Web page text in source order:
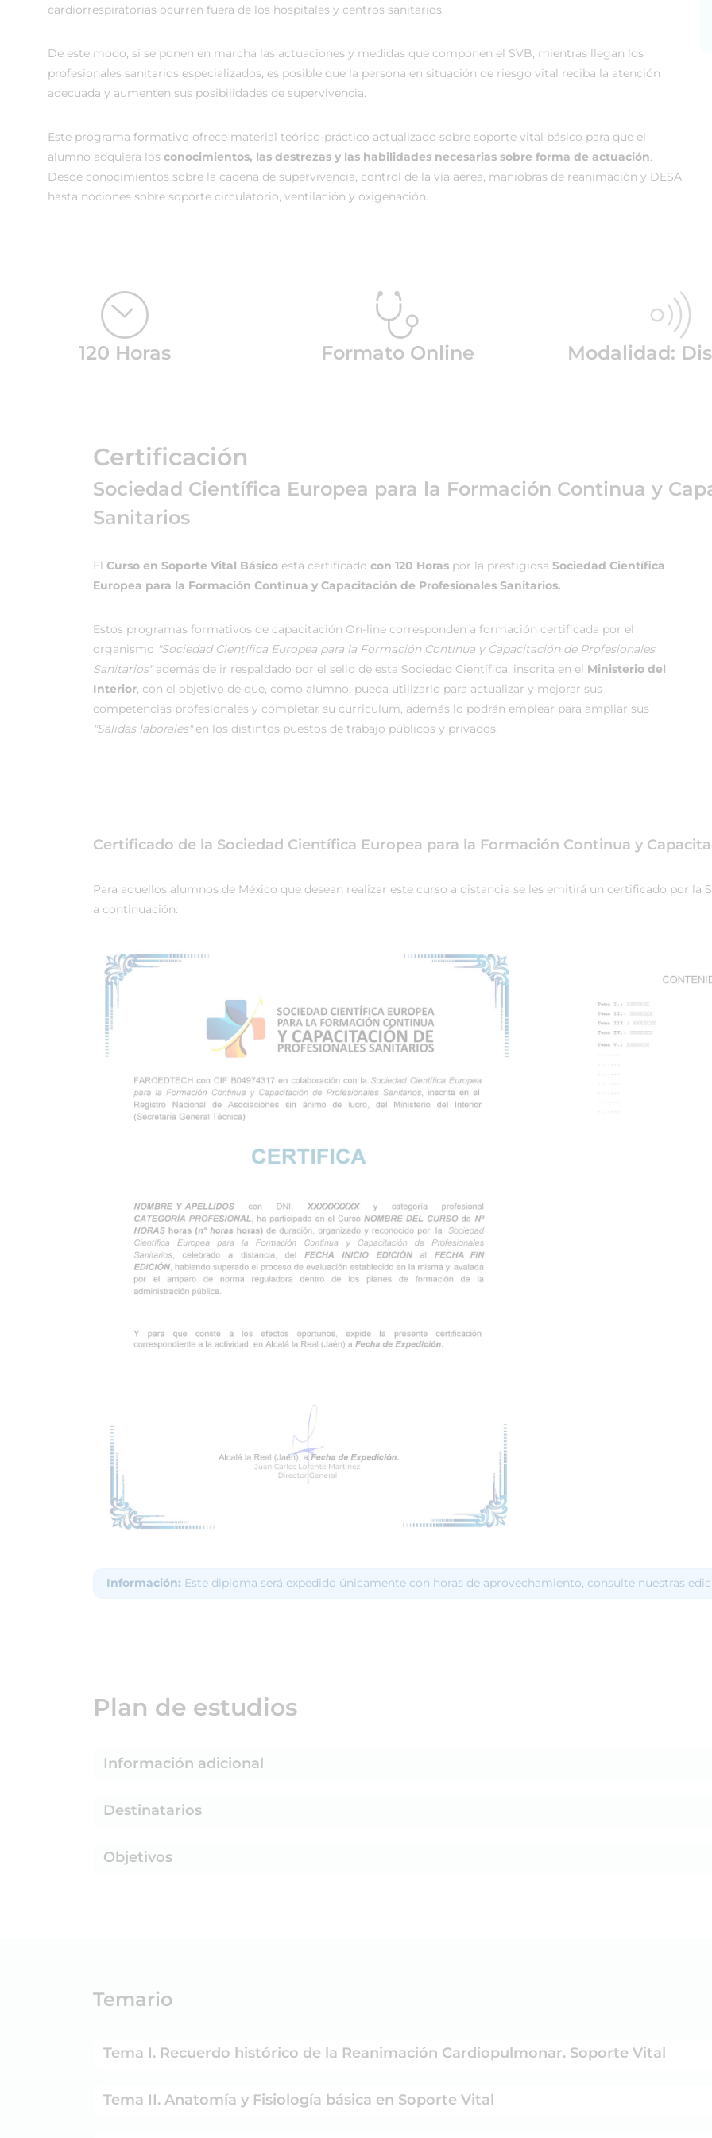
cardiorrespiratorias ocurren fuera de los hospitales y centros sanitarios.
De este modo, si se ponen en marcha las actuaciones y medidas que componen el SVB, mientras llegan los
profesionales sanitarios especializados, es posible que la persona en situación de riesgo vital reciba la atención
adecuada y aumenten sus posibilidades de supervivencia.
Este programa formativo ofrece material teórico-práctico actualizado sobre soporte vital básico para que el
alumno adquiera los conocimientos, las destrezas y las habilidades necesarias sobre forma de actuación.
Desde conocimientos sobre la cadena de supervivencia, control de la vía aérea, maniobras de reanimación y DESA
hasta nociones sobre soporte circulatorio, ventilación y oxigenación.
120 Horas Formato Online Modalidad:
Certificación
Sociedad Científica Europea para la Formación Continua y
Sanitarios
El Curso en Soporte Vital Básico está certificado con 120 Horas por la prestigiosa Sociedad Científica
Europea para la Formación Continua y Capacitación de Profesionales Sanitarios.
Estos programas formativos de capacitación On-line corresponden a formación certificada por el
organismo "Sociedad Científica Europea para la Formación Continua y Capacitación de Profesionales
Sanitarios"además de ir respaldado por el sello de esta Sociedad Científica, inscrita en el Ministerio del
Interior, con el objetivo de que, como alumno, pueda utilizarlo para actualizar y mejorar sus
competencias profesionales y completar su curriculum, además lo podrán emplear para ampliar sus
"Salidas laborales"en los distintos puestos de trabajo públicos y privados.
Certificado de la Sociedad Científica Europea para la Formación Continua y
Para aquellos alumnos de México que desean realizar este curso a distancia se les emitirá un certificado por
a continuación:
Información: Este diploma será expedido únicamente con horas de aprovechamiento, consulte nuestras
Plan de estudios
Información adicional
Destinatarios
Objetivos
Temario
Tema I. Recuerdo histórico de la Reanimación Cardiopulmonar. Soporte Vital
Tema II. Anatomía y Fisiología básica en Soporte Vital